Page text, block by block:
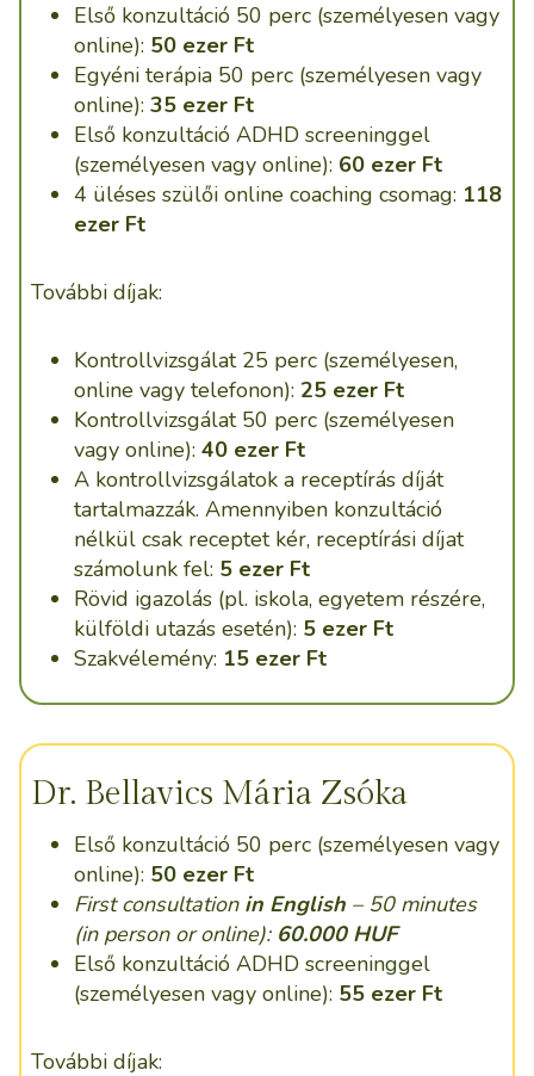
Első konzultáció 50 perc (személyesen vagy
online): 50 ezer Ft
Egyéni terápia 50 perc (személyesen vagy
online): 35 ezer Ft
Első konzultáció ADHD screeninggel
(személyesen vagy online): 60 ezer Ft
4 üléses szülői online coaching csomag: 118
ezer Ft
További díjak:
Kontrollvizsgálat 25 perc (személyesen,
online vagy telefonon): 25 ezer Ft
Kontrollvizsgálat 50 perc (személyesen
vagy online): 40 ezer Ft
A kontrollvizsgálatok a receptírás díját
tartalmazzák. Amennyiben konzultáció
nélkül csak receptet kér, receptírási díjat
számolunk fel: 5 ezer Ft
Rövid igazolás (pl. iskola, egyetem részére,
külföldi utazás esetén): 5 ezer Ft
Szakvélemény: 15 ezer Ft
Dr. Bellavics Mária Zsóka
Első konzultáció 50 perc (személyesen vagy
online): 50 ezer Ft
First consultation in English – 50 minutes
(in person or online): 60.000 HUF
Első konzultáció ADHD screeninggel
(személyesen vagy online): 55 ezer Ft
További díjak: